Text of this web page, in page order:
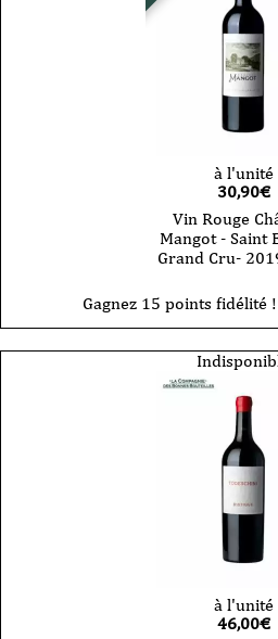
à l'unité
30,90€
Vin Rouge
Mangot - Saint
Grand Cru-
Gagnez 15 points fidélité !
à l'unité
46,00€